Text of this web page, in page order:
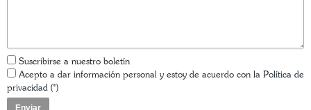
Suscribirse a nuestro boletín
Acepto a dar información personal y estoy de acuerdo con la Política de
privacidad (*)